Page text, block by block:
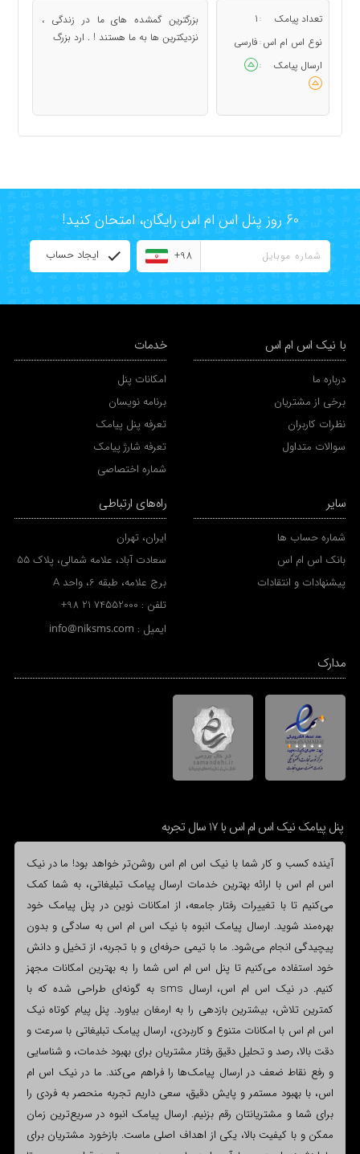
تعداد پیامک :
1
نوع اس ام اس : فارسی
ارسال پیامک
:
بزرگترین گمشده های ما در زندگی ،
نزدیکترین ها به ما هستند ! . ارد بزرگ
60 روز پنل اس ام اس رایگان، امتحان کنید!
+98 ایجاد حساب
با نیک اس ام اس
درباره ما
برخی از مشتریان
نظرات کاربران
سوالات متداول
خدمات
امکانات پنل
برنامه نویسان
تعرفه پنل پیامک
تعرفه شارژ پیامک
شماره اختصاصی
سایر
شماره حساب ها
بانک اس ام اس
پیشنهادات و انتقادات
راه‌های ارتباطی
ایران، تهران
سعادت آباد، علامه شمالی، پلاک 55
برج علامه، طبقه 6، واحد A
تلفن : +98 21 74552000
ایمیل : info@niksms.com
مدارک
پنل پیامک نیک اس ام اس با 17 سال تجربه
آینده کسب و کار شما با نیک اس ام اس روشن‌تر خواهد بود! ما در نیک
اس ام اس با ارائه بهترین خدمات ارسال پیامک تبلیغاتی، به شما کمک
می‌کنیم تا با تغییرات رفتار جامعه، از امکانات نوین در پنل پیامک خود
بهره‌مند شوید. ارسال پیامک انبوه با نیک اس ام اس به سادگی و بدون
پیچیدگی انجام می‌شود. ما با تیمی حرفه‌ای و با تجربه، از تخیل و دانش
خود استفاده می‌کنیم تا پنل اس ام اس شما را به بهترین امکانات مجهز
کنیم. در نیک اس ام اس، ارسال sms به گونه‌ای طراحی شده که با
کمترین تلاش، بیشترین بازدهی را به ارمغان بیاورد. پنل پیام کوتاه نیک
اس ام اس با امکانات متنوع و کاربردی، ارسال پیامک تبلیغاتی با سرعت و
دقت بالا، رصد و تحلیل دقیق رفتار مشتریان برای بهبود خدمات، و شناسایی
و رفع نقاط ضعف در ارسال پیامک‌ها را فراهم می‌کند. ما در نیک اس ام
اس، با بهبود مستمر و پایش دقیق، سعی داریم تجربه منحصر به فردی را
برای شما و مشتریانتان رقم بزنیم. ارسال پیامک انبوه در سریع‌ترین زمان
ممکن و با کیفیت بالا، یکی از اهداف اصلی ماست. بازخورد مشتریان برای